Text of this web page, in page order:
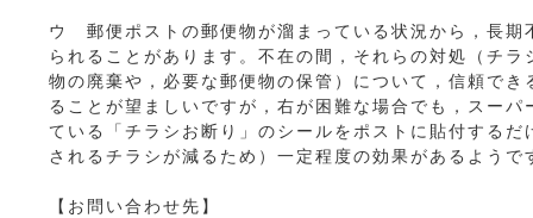
ウ 郵便ポストの郵便物が溜まっている状況から，長期
られることがあります。不在の間，それらの対処（チラ
物の廃棄や，必要な郵便物の保管）について，信頼でき
ることが望ましいですが，右が困難な場合でも，スーパ
ている「チラシお断り」のシールをポストに貼付するだ
されるチラシが減るため）一定程度の効果があるようで
【お問い合わせ先】